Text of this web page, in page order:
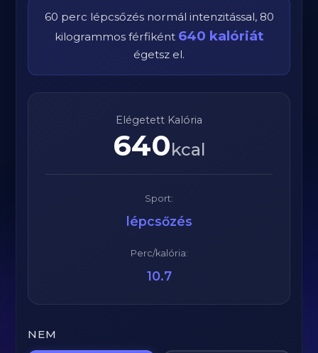
60 perc lépcsőzés normál intenzitással, 80
kilogrammos férfiként 640 kalóriát
égetsz el.
Elégetett Kalória
640kcal
Sport:
lépcsőzés
Perc/kalória:
10.7
NEM